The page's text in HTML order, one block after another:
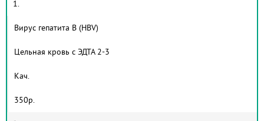
1.
Вирус гепатита В (HBV)
Цельная кровь с ЭДТА 2-3
Кач.
350р.